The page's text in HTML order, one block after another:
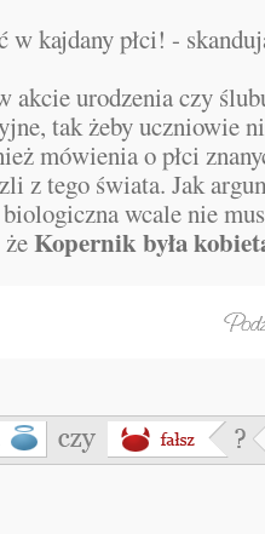
w kajdany płci! -
akcie urodzenia czy
tak żeby uczniowie
mówienia o płci
z tego świata. Jak
wcale nie
Kopernik była